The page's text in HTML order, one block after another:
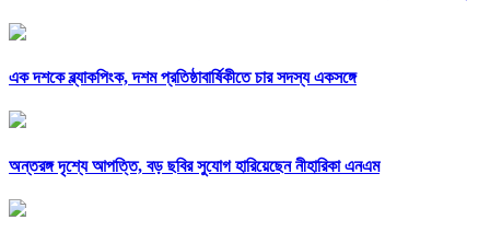
এক দশকে ব্ল্যাকপিংক, দশম প্রতিষ্ঠাবার্ষিকীতে চার সদস্য একসঙ্গে
অন্তরঙ্গ দৃশ্যে আপত্তি, বড় ছবির সুযোগ হারিয়েছেন নীহারিকা এনএম